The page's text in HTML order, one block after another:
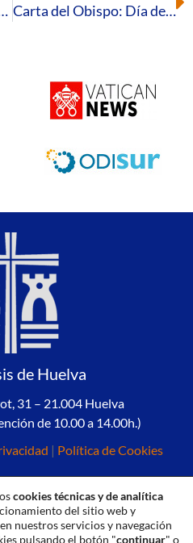
comentario al Evangelio del XXXII Domingo del Tiempo Ordinario − B Carta del Obispo: Día de la Iglesia Diocesana, para celebrar que «somos una gran familia contigo»
de Huelva
31 – 21.004 Huelva
de 10.00 a 14.00h.)
| Política de Cookies
cookies técnicas y de analítica
del sitio web y
nuestros servicios y navegación
pulsando el botón "continuar" o